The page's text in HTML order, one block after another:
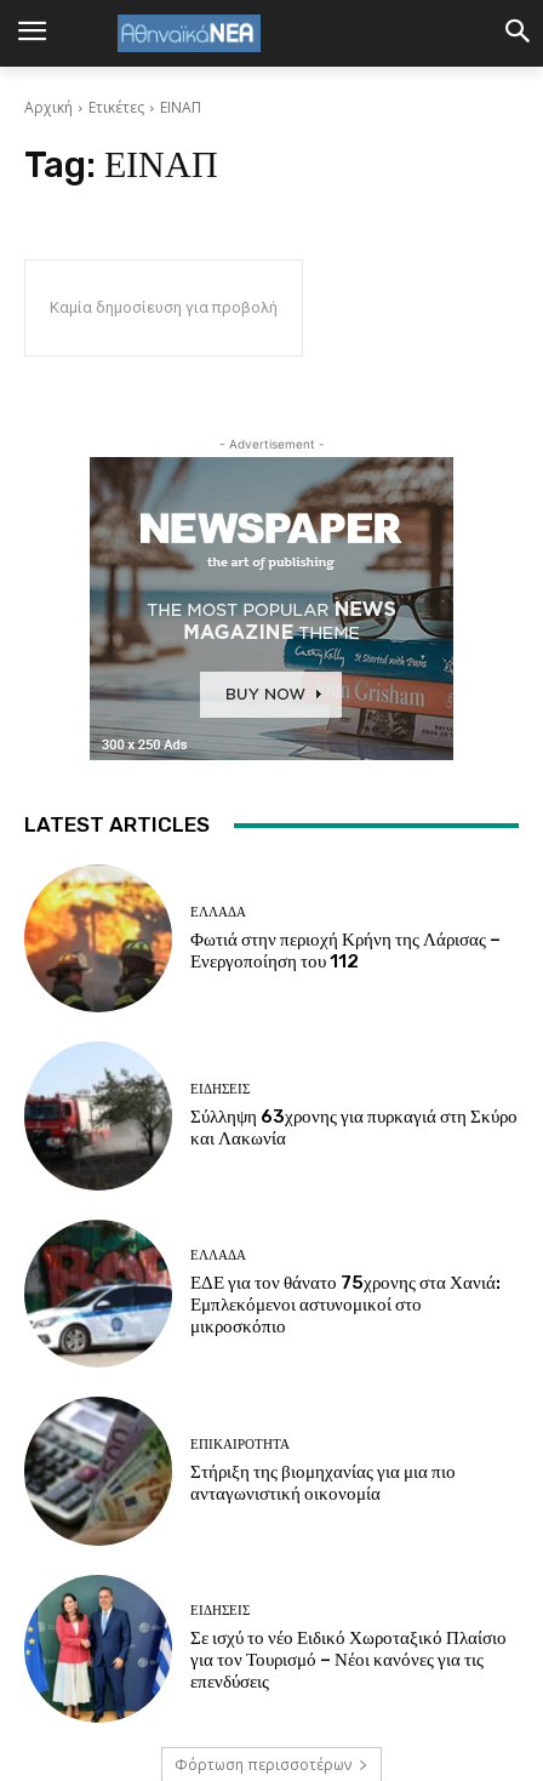
Αρχική Ετικέτες ΕΙΝΑΠ
Tag: ΕΙΝΑΠ
Καμία δημοσίευση για προβολή
- Advertisement -
LATEST ARTICLES
ΕΛΛΑΔΑ
Φωτιά στην περιοχή Κρήνη της Λάρισας –
Ενεργοποίηση του 112
ΕΙΔΗΣΕΙΣ
Σύλληψη 63χρονης για πυρκαγιά στη Σκύρο
και Λακωνία
ΕΛΛΑΔΑ
ΕΔΕ για τον θάνατο 75χρονης στα Χανιά:
Εμπλεκόμενοι αστυνομικοί στο
μικροσκόπιο
ΕΠΙΚΑΙΡΟΤΗΤΑ
Στήριξη της βιομηχανίας για μια πιο
ανταγωνιστική οικονομία
ΕΙΔΗΣΕΙΣ
Σε ισχύ το νέο Ειδικό Χωροταξικό Πλαίσιο
για τον Τουρισμό – Νέοι κανόνες για τις
επενδύσεις
Φόρτωση περισσοτέρων